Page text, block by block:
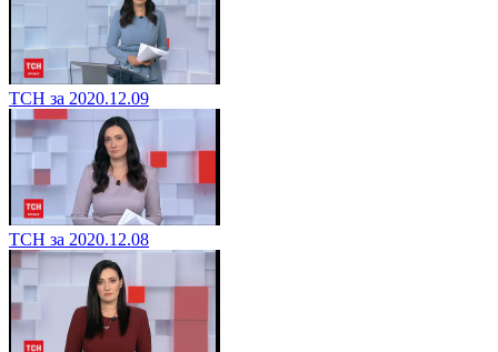
ТСН за 2020.12.09
ТСН за 2020.12.08